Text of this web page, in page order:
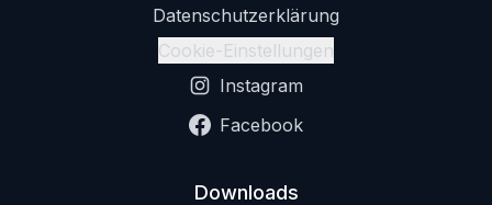
Datenschutzerklärung
Cookie-Einstellungen
Instagram
Facebook
Downloads